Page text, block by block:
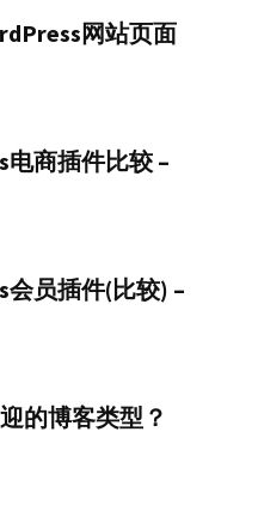
网站页面
商插件比较 –
员插件(比较) –
的博客类型？